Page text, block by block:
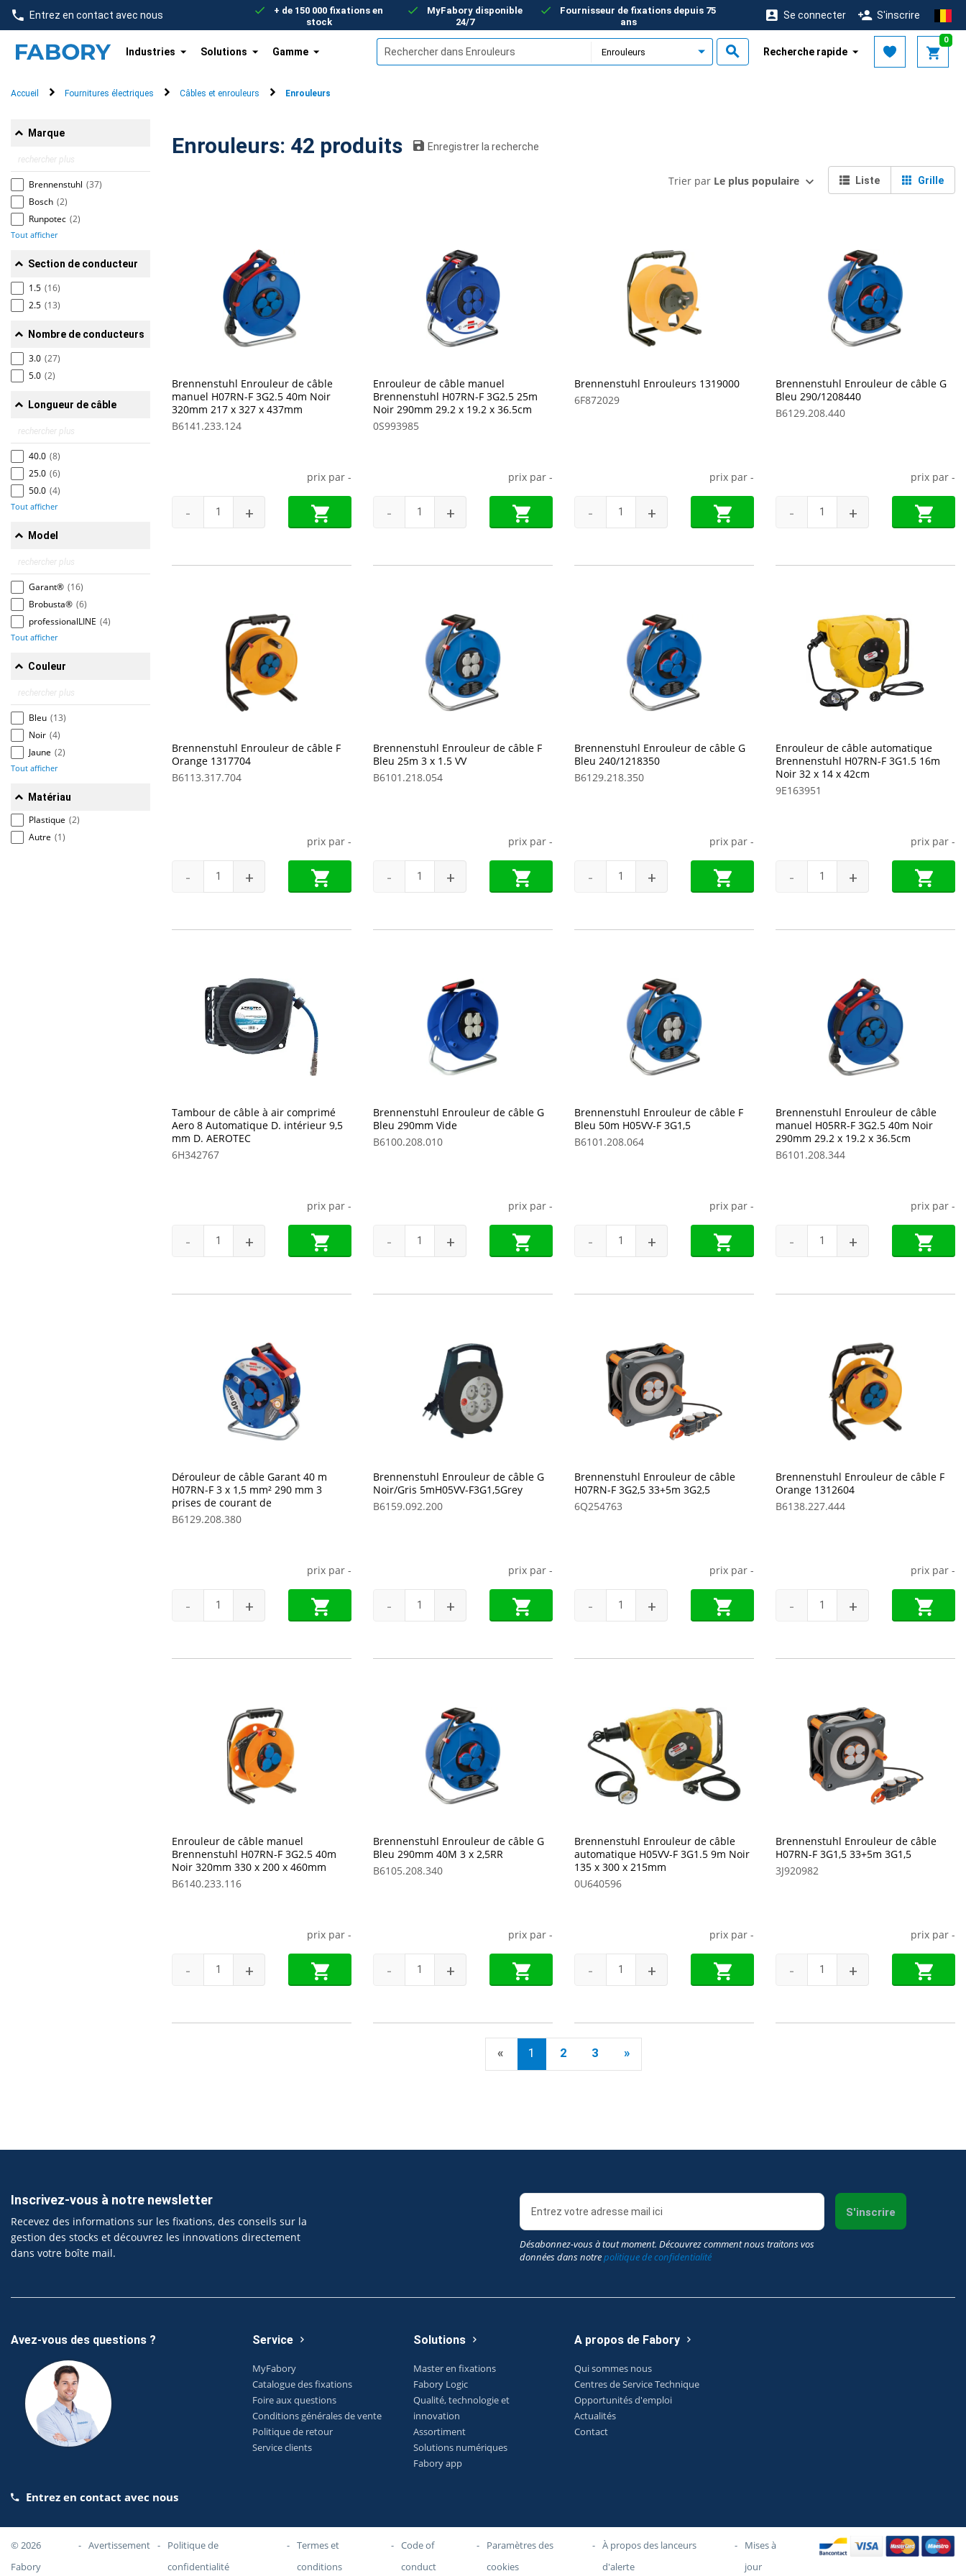
text.skipToContent
text.skipToNavigation
Entrez en contact avec nous
+ de 150 000 fixations en
stock
MyFabory disponible
24/7
Fournisseur de fixations depuis 75
ans
Se connecter S'inscrire
Industries Solutions Gamme
0
Recherche rapide
Accueil Fournitures électriques Câbles et enrouleurs Enrouleurs
Marque
Brennenstuhl (37)
Bosch (2)
Runpotec (2)
Tout afficher
Section de conducteur
1.5 (16)
2.5 (13)
Nombre de conducteurs
3.0 (27)
5.0 (2)
Longueur de câble
40.0 (8)
25.0 (6)
50.0 (4)
Tout afficher
Model
Garant® (16)
Brobusta® (6)
professionalLINE (4)
Tout afficher
Couleur
Bleu (13)
Noir (4)
Jaune (2)
Tout afficher
Matériau
Plastique (2)
Autre (1)
Enrouleurs: 42 produits Enregistrer la recherche
Grille
Liste
Trier par Le plus populaire
Brennenstuhl Enrouleur de câble
manuel H07RN-F 3G2.5 40m Noir
320mm 217 x 327 x 437mm
B6141.233.124
prix par -
- +
Enrouleur de câble manuel
Brennenstuhl H07RN-F 3G2.5 25m
Noir 290mm 29.2 x 19.2 x 36.5cm
0S993985
prix par -
- +
Brennenstuhl Enrouleurs 1319000
6F872029
prix par -
- +
Brennenstuhl Enrouleur de câble G
Bleu 290/1208440
B6129.208.440
prix par -
- +
Brennenstuhl Enrouleur de câble F
Orange 1317704
B6113.317.704
prix par -
- +
Brennenstuhl Enrouleur de câble F
Bleu 25m 3 x 1.5 VV
B6101.218.054
prix par -
- +
Brennenstuhl Enrouleur de câble G
Bleu 240/1218350
B6129.218.350
prix par -
- +
Enrouleur de câble automatique
Brennenstuhl H07RN-F 3G1.5 16m
Noir 32 x 14 x 42cm
9E163951
prix par -
- +
Tambour de câble à air comprimé
Aero 8 Automatique D. intérieur 9,5
mm D. AEROTEC
6H342767
prix par -
- +
Brennenstuhl Enrouleur de câble G
Bleu 290mm Vide
B6100.208.010
prix par -
- +
Brennenstuhl Enrouleur de câble F
Bleu 50m H05VV-F 3G1,5
B6101.208.064
prix par -
- +
Brennenstuhl Enrouleur de câble
manuel H05RR-F 3G2.5 40m Noir
290mm 29.2 x 19.2 x 36.5cm
B6101.208.344
prix par -
- +
Dérouleur de câble Garant 40 m
H07RN-F 3 x 1,5 mm² 290 mm 3
prises de courant de
B6129.208.380
prix par -
- +
Brennenstuhl Enrouleur de câble G
Noir/Gris 5mH05VV-F3G1,5Grey
B6159.092.200
prix par -
- +
Brennenstuhl Enrouleur de câble
H07RN-F 3G2,5 33+5m 3G2,5
6Q254763
prix par -
- +
Brennenstuhl Enrouleur de câble F
Orange 1312604
B6138.227.444
prix par -
- +
Enrouleur de câble manuel
Brennenstuhl H07RN-F 3G2.5 40m
Noir 320mm 330 x 200 x 460mm
B6140.233.116
prix par -
- +
Brennenstuhl Enrouleur de câble G
Bleu 290mm 40M 3 x 2,5RR
B6105.208.340
prix par -
- +
Brennenstuhl Enrouleur de câble
automatique H05VV-F 3G1.5 9m Noir
135 x 300 x 215mm
0U640596
prix par -
- +
Brennenstuhl Enrouleur de câble
H07RN-F 3G1,5 33+5m 3G1,5
3J920982
prix par -
- +
« 1 2 3 »
Inscrivez-vous à notre newsletter
Recevez des informations sur les fixations, des conseils sur la
gestion des stocks et découvrez les innovations directement
dans votre boîte mail.
Désabonnez-vous à tout moment. Découvrez comment nous traitons vos
données dans notrepolitique de confidentialité
S'inscrire
Avez-vous des questions ?
Entrez en contact avec nous
Service
MyFabory
Catalogue des fixations
Foire aux questions
Conditions générales de vente
Politique de retour
Service clients
Solutions
Master en fixations
Fabory Logic
Qualité, technologie et
innovation
Assortiment
Solutions numériques
Fabory app
A propos de Fabory
Qui sommes nous
Centres de Service Technique
Opportunités d'emploi
Actualités
Contact
© 2026
Fabory
- Avertissement -
Politique de
confidentialité
- Termes et
conditions
- Code of
conduct
-
Paramètres des
cookies
- À propos des lanceurs
d'alerte
-
Mises à
jour